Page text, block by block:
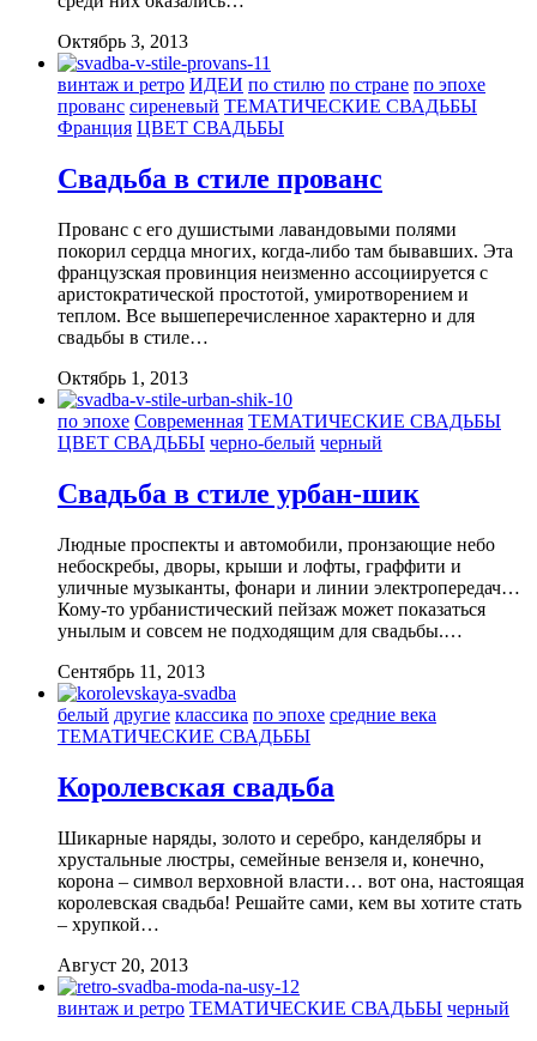
Октябрь 3, 2013
винтаж и ретро ИДЕИ по стилю по стране по эпохе
прованс сиреневый ТЕМАТИЧЕСКИЕ СВАДЬБЫ
Франция ЦВЕТ СВАДЬБЫ
Свадьба в стиле прованс
Прованс с его душистыми лавандовыми полями
покорил сердца многих, когда-либо там бывавших. Эта
французская провинция неизменно ассоциируется с
аристократической простотой, умиротворением и
теплом. Все вышеперечисленное характерно и для
свадьбы в стиле…
Октябрь 1, 2013
по эпохе Современная ТЕМАТИЧЕСКИЕ СВАДЬБЫ
ЦВЕТ СВАДЬБЫ черно-белый черный
Свадьба в стиле урбан-шик
Людные проспекты и автомобили, пронзающие небо
небоскребы, дворы, крыши и лофты, граффити и
уличные музыканты, фонари и линии электропередач…
Кому-то урбанистический пейзаж может показаться
унылым и совсем не подходящим для свадьбы.…
Сентябрь 11, 2013
белый другие классика по эпохе средние века
ТЕМАТИЧЕСКИЕ СВАДЬБЫ
Королевская свадьба
Шикарные наряды, золото и серебро, канделябры и
хрустальные люстры, семейные вензеля и, конечно,
корона – символ верховной власти… вот она, настоящая
королевская свадьба! Решайте сами, кем вы хотите стать
– хрупкой…
Август 20, 2013
винтаж и ретро ТЕМАТИЧЕСКИЕ СВАДЬБЫ черный